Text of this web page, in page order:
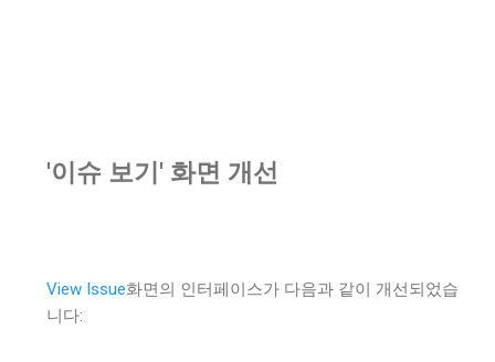
'이슈 보기' 화면 개선
View Issue화면의 인터페이스가 다음과 같이 개선되었습
니다: